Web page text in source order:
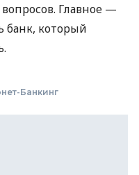
Главное —
банк, который
Банкинг